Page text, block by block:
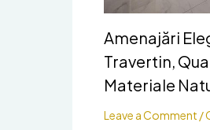
Amenajări
Travertin,
Materiale
Leave a Comment /